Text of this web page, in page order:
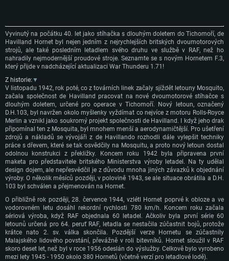
Vyvinutý na počátku 40. let jako stíhačka s dlouhým doletem do Tichomoří, de
Havilland Hornet byl nejen jedním z nejrychlejších britských dvoumotorových
strojů, ale také posledním letadlem svého druhu ve službě v RAF, než ho
nahradily nejmodernější proudové stroje. Seznamte se s novým Hornetem F.3,
který přijde v nadcházející aktualizaci War Thunderu 1.71!
Z historie: ▼
V listopadu 1942, rok poté, co z továrních linek začaly sjíždět letouny Mosquito,
začala společnost de Havilland pracovat na nové dvoumotorové stíhačce s
dlouhým doletem, určené pro operace v Tichomoří. Nový letoun, označený
D.H.103, byl navržen okolo myšlenky vyždímat co nejvíce z motoru Rolls-Royce
Merlin a vznikl jako soukromý projekt společnosti de Havilland. I když jeho drak
připomínal ten z Mosquita, byl mnohem menší a aerodynamičtější. Pro ušetření
zdrojů a nákladů se vývojáři z de Havillando rozhodli dále vylepšit techniky
práce s dřevem, které se tak osvědčily na Mosquitu, a proto nový letoun dostal
odolnou konstrukci z překližky. Koncem roku 1942 byla připravena první
maketa pro představitele britského Ministerstva výroby letadel. Na ty udělal
design dojem, ale nepřesvědčil je z důvodu mnoha jiných závazků k objednání
výroby. O několik měsíců později, v polovině 1943, se ale situace obrátila a D.H.
103 byl schválen a přejmenován na Hornet.
O přibližně rok později, 28. července 1944, vzlétl Hornet poprvé k obloze a ve
vodorovném letu dosáhl rekordní rychlosti 780 km/h. Koncem roku začala
sériová výroba, když RAF objednala 60 letadel. Ačkoliv byla první série 60
letounů určená pro 64. peruť RAF, letadla se nestačila zúčastnit bojů, protože
krátce nato 2. sv. válka skončila. Pozdější verze Hornetu se zúčastnily
Malajského lidového povstání, převážně v roli bitevníků. Hornet sloužil v RAF
skoro deset let, než byl v roce 1956 odeslán do výslužby. Celkově bylo vyrobeno
mezi lety 1945 - 1950 okolo 380 Hornetů (včetně verzí pro letadlové lodě).